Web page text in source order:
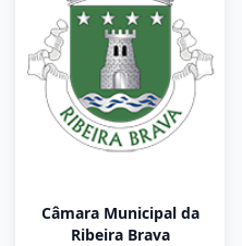
Câmara Municipal da
Ribeira Brava